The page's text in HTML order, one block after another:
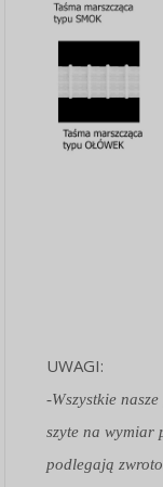
UWAGI:
-Wszystkie
szyte na wymiar
podlegają